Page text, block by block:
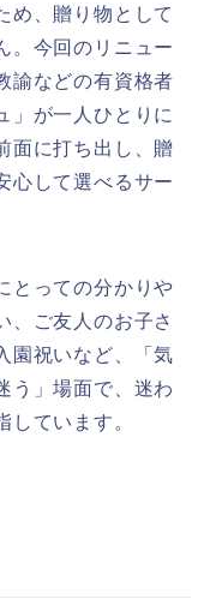
め、贈り物として
。今回のリニュー
諭などの有資格者
」が一人ひとりに
面に打ち出し、贈
心して選べるサー
とっての分かりや
、ご友人のお子さ
園祝いなど、「気
う」場面で、迷わ
ています。